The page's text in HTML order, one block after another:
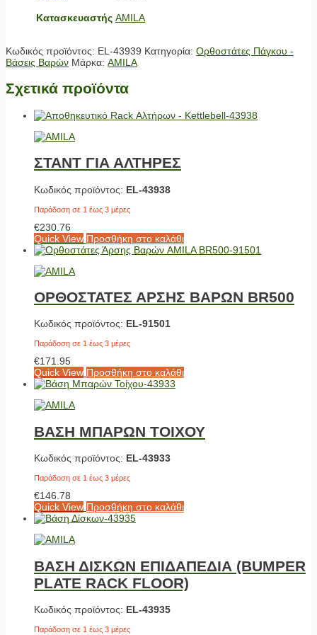
Κατασκευαστής AMILA
Κωδικός προϊόντος: EL-43939 Κατηγορία: Ορθοστάτες Πάγκου -
Βάσεις Βαρών Μάρκα: AMILA
Σχετικά προϊόντα
ΣΤΑΝΤ ΓΙΑ ΑΛΤΗΡΕΣ
Κωδικός προϊόντος: EL-43938
Παράδοση σε 1 έως 3 μέρες
€230.76
Quick View Προσθήκη στο καλάθι
ΟΡΘΟΣΤΑΤΕΣ ΑΡΣΗΣ ΒΑΡΩΝ BR500
Κωδικός προϊόντος: EL-91501
Παράδοση σε 1 έως 3 μέρες
€171.95
Quick View Προσθήκη στο καλάθι
ΒΑΣΗ ΜΠΑΡΩΝ ΤΟΙΧΟΥ
Κωδικός προϊόντος: EL-43933
Παράδοση σε 1 έως 3 μέρες
€146.78
Quick View Προσθήκη στο καλάθι
ΒΑΣΗ ΔΙΣΚΩΝ ΕΠΙΔΑΠΕΔΙΑ (BUMPER
PLATE RACK FLOOR)
Κωδικός προϊόντος: EL-43935
Παράδοση σε 1 έως 3 μέρες